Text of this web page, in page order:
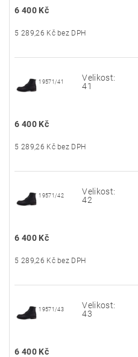
6 400 Kč
5 289,26 Kč bez DPH
19571/41
Velikost:
41
6 400 Kč
5 289,26 Kč bez DPH
19571/42
Velikost:
42
6 400 Kč
5 289,26 Kč bez DPH
19571/43
Velikost:
43
6 400 Kč